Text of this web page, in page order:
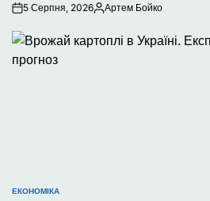
5 Серпня, 2026Опубліковано
Артем Бойко
ОПУБЛІКУВАТИ
ЕКОНОМІКА